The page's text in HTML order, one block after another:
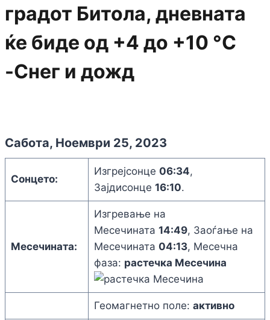
градот Битола, дневната
ќе биде од +4 до +10 °C
-Снег и дожд
Сабота, Ноември 25, 2023
Сонцето:
Изгрејсонце 06:34,
Зајдисонце 16:10.
Месечината:
Изгревање на
Месечината 14:49, Заоѓање на
Месечината 04:13, Месечна
фаза: растечка Месечина
Геомагнетно поле: активно